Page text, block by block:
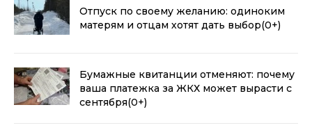
Отпуск по своему желанию: одиноким
матерям и отцам хотят дать выбор(0+)
Бумажные квитанции отменяют: почему
ваша платежка за ЖКХ может вырасти с
сентября(0+)